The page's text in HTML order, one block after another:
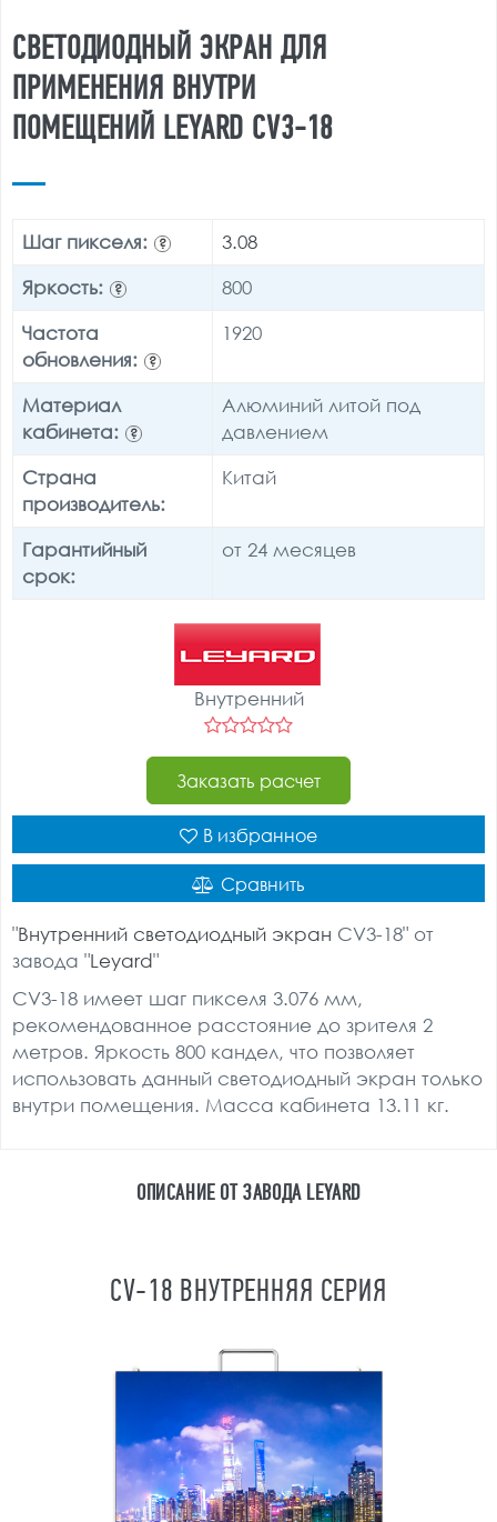
СВЕТОДИОДНЫЙ ЭКРАН ДЛЯ
ПРИМЕНЕНИЯ ВНУТРИ
ПОМЕЩЕНИЙ LEYARD CV3-18
Шаг пикселя: ?
3.08
Яркость:
?
800
Частота
обновления:
?
1920
Материал
кабинета:
?
Алюминий литой под
давлением
Страна
производитель:
Китай
Гарантийный
срок:
от 24 месяцев
Внутренний
Заказать расчет
В избранное
Сравнить
"Внутренний светодиодный экран CV3-18" от
завода "Leyard"
CV3-18 имеет шаг пикселя 3.076 мм,
рекомендованное расстояние до зрителя 2
метров. Яркость 800 кандел, что позволяет
использовать данный светодиодный экран только
внутри помещения. Масса кабинета 13.11 кг.
ОПИСАНИЕ ОТ ЗАВОДА LEYARD
CV-18 ВНУТРЕННЯЯ СЕРИЯ